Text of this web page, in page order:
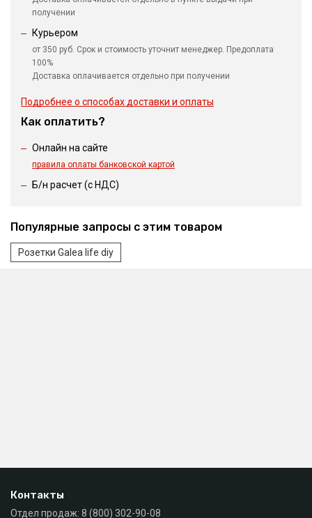
получении
Курьером
от 350 руб. Срок и стоимость уточнит менеджер. Предоплата
100%
Доставка оплачивается отдельно при получении
Подробнее о способах доставки и оплаты
Как оплатить?
Онлайн на сайте
правила оплаты банковской картой
Б/н расчет (c НДС)
Популярные запросы с этим товаром
Розетки Galea life diy
Контакты
Отдел продаж: 8 (800) 302-90-08